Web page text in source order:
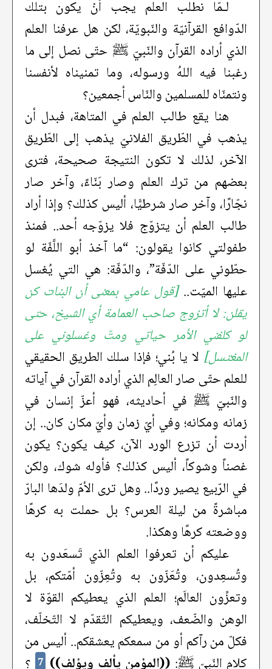
لـمّا نطلب العلم يجب أنْ يكون بتلك
الدّوافع القرآنيّة والنّبويّة، لكن هل عرفنا العلم
الذي أراده القرآن والنّبيّ ﷺ حتّى نصل إلى ما
رغبنا فيه اللهُ ورسوله، وما تمنيناه لأنفسنا
ونتمنّاه للمسلمين والنّاس أجمعين؟
هنا يقع طالب العلم في المتاهة، فبدل أن
يذهب في الطّريق الفلانيّ يذهب إلى الطّريق
الآخر، لذلك لا تكون النتيجة صحيحة، فترى
بعضهم من ترك العلم وصار بَنّاءً، وآخر صار
نجّارًا، وآخر صار شرطيًّا، أليس كذلك؟ وإذا أراد
طالب العلم أن يتزوّج فلا يزوّجه أحد.. فمنذ
طفولتي كانوا يقولون: “ما آخذ أبو اللَّفّة لو
حطّوني على الدّفّة”، والدّفّة: هي التي يُغسل
عليها الميّت..[قول عامي بمعنى أن البنات كن
يقلن: لا أتزوج صاحب العمامة أي الشيخ، حتى
لو كلفني الأمر حياتي ومتّ وغسلوني على
المغتسل] لا يا بُني؛ فإذا سلك الطريق الحقيقي
للعلم حتّى صار العالِم الذي أراده القرآن في آياته
والنّبيّ ﷺ في أحاديثه، فهو أعزّ إنسان في
زمانه ومكانه؛ وفي أيّ زمان وأيّ مكان كان.. إن
أردت أن تزرع الورد الآن، كيف يكون؟ يكون
غصناً وشوكاً، أليس كذلك؟ فأوله شوك، ولكن
في الرّبيع يصير وردًا.. وهل ترى الأمّ ولدَها البارّ
مباشرةً من ليلة العرس؟ بل حملت به كرهًا
ووضعته كرهًا وهكذا.
عليكم أن تعرفوا العلم الذي تَسعَدون به
وتُسعِدون، وتُعَزّون به وتُعِزّون أمّتكم، بل
وتعزِّون العالَم؛ العلم الذي يعطيكم القوّة لا
الوهن والضّعف، ويعطيكم التّقدّم لا التّخلّف،
فكلّ من رآكم أو من سمعكم يعشقكم.. أليس من
كلام النّبيّ ﷺ: ((المؤمن يألف ويؤلف)) 7 ؟